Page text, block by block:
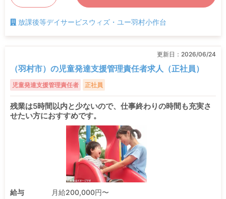
放課後等デイサービスウィズ・ユー羽村小作台
更新日： 2026/06/24
（羽村市）の児童発達支援管理責任者求人（正社員）
児童発達支援管理責任者 正社員
残業は5時間以内と少ないので、仕事終わりの時間も充実さ
せたい方におすすめです。
給与
月給200,000円〜